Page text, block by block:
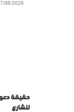
08/2026
للشارع